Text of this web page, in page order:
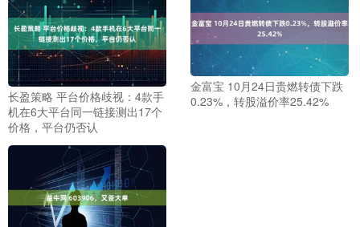
长盈策略 平台价格歧视：4款手
机在6大平台同一链接测出17个
价格，平台仍否认
金富宝 10月24日贵燃转债下跌
0.23%，转股溢价率25.42%